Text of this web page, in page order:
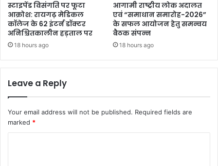
स्टाइपेंड विसंगति पर फूटा
आक्रोश: रायगढ़ मेडिकल
कॉलेज के 62 इंटर्न डॉक्टर
अनिश्चितकालीन हड़ताल पर
18 hours ago
आगामी राष्ट्रीय लोक अदालत
एवं “समाधान समारोह-2026”
के सफल आयोजन हेतु समन्वय
बैठक संपन्न
18 hours ago
Leave a Reply
Your email address will not be published. Required fields are
marked *